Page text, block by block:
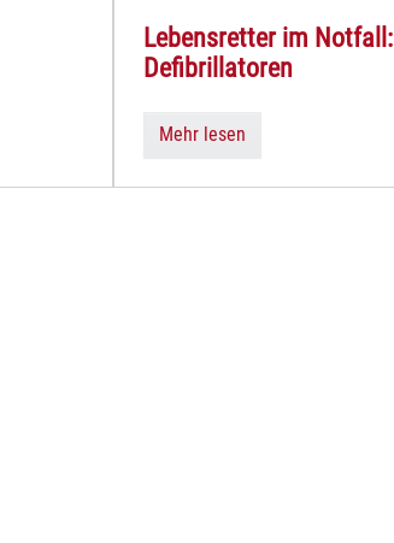
Lebensretter im Notfall:
Defibrillatoren
Mehr lesen